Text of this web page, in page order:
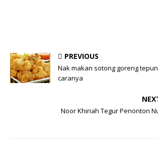
PREVIOUS
Nak makan sotong goreng
caranya
Noor Khiriah Tegur Penonton